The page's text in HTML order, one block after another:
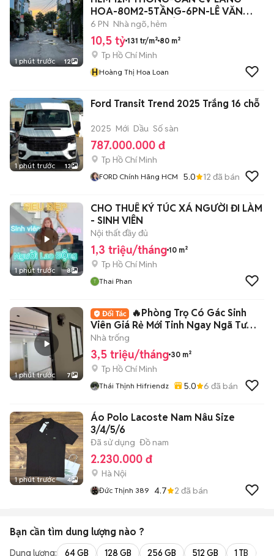
1 phút trước 12
HOA-80M2-5TẦNG-6PN-LÊ VĂN
THỌ P9 GV-10,5TỶTL
6 PN Nhà ngõ, hẻm
10,5 tỷ 131 tr/m² 80 m²
Tp Hồ Chí Minh
HHoàng Thị Hoa Loan
1 phút trước 13
Ford Transit Trend 2025 Trắng 16 chỗ
2025 Mới Dầu Số sàn
787.000.000 đ
Tp Hồ Chí Minh
FORD Chính Hãng HCM 5.0 12 đã bán
1 phút trước 8
CHO THUÊ KÝ TÚC XÁ NGƯỜI ĐI LÀM
- SINH VIÊN
Nội thất đầy đủ
1,3 triệu/tháng 10 m²
Tp Hồ Chí Minh
Thai Phan
1 phút trước 7
🔥Phòng Trọ Có Gác Sinh
Viên Giá Rẻ Mới Tinh Ngay Ngã Tư
Phú Nhuận
Nhà trống
3,5 triệu/tháng 30 m²
Tp Hồ Chí Minh
Thái Thịnh Hifriendz 5.0 6 đã bán
1 phút trước 4
Áo Polo Lacoste Nam Nâu Size
3/4/5/6
Đã sử dụng Đồ nam
2.230.000 đ
Hà Nội
Đức Thịnh 389 4.7 2 đã bán
Bạn cần tìm dung lượng nào ?
Dung lượng: 64 GB 128 GB 256 GB 512 GB 1 TB